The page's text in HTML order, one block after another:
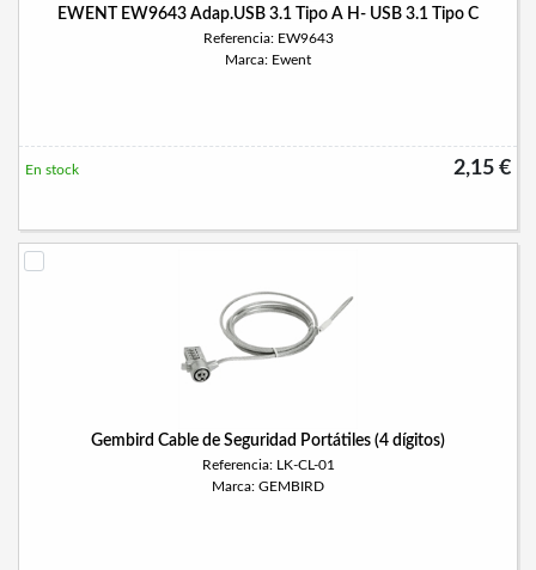
EWENT EW9643 Adap.USB 3.1 Tipo A H- USB 3.1 Tipo C
Referencia: EW9643
Marca: Ewent
2,15 €
En stock
Gembird Cable de Seguridad Portátiles (4 dígitos)
Referencia: LK-CL-01
Marca: GEMBIRD